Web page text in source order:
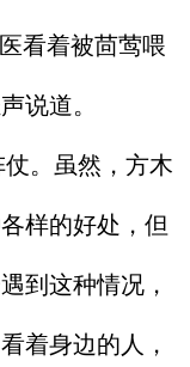
看着被茴莺喂
说道。
。虽然，方木
样的好处，但
到这种情况，
着身边的人，